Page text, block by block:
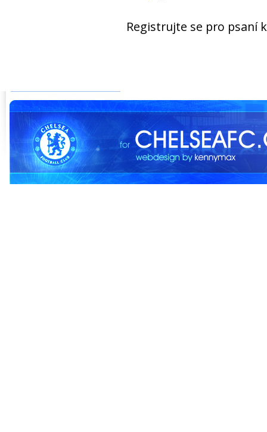
Registrujte se pro psaní